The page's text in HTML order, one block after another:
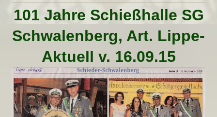
101 Jahre Schießhalle SG
Schwalenberg, Art. Lippe-
Aktuell v. 16.09.15